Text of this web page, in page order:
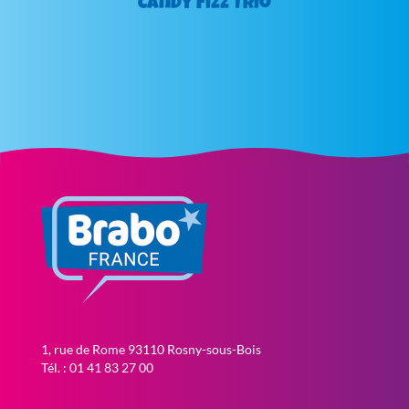
Candy Fizz Trio
1, rue de Rome 93110 Rosny-sous-Bois
Tél. : 01 41 83 27 00